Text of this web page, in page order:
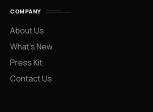
COMPANY
About Us
What’s New
Press Kit
Contact Us